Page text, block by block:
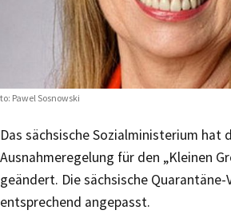
Pawel Sosnowski
Das sächsische Sozialministerium hat
Ausnahmeregelung für den „Kleinen
geändert. Die sächsische
entsprechend angepasst.